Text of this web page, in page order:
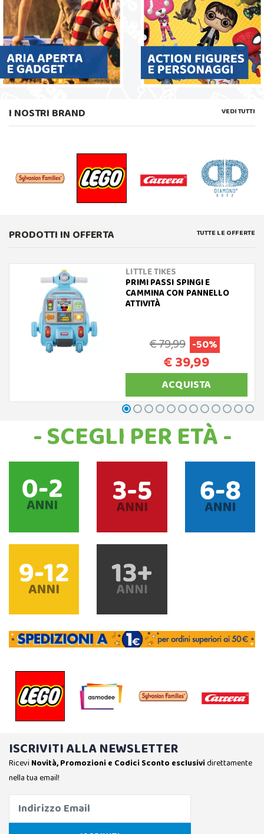
I NOSTRI BRAND VEDI TUTTI
PRODOTTI IN OFFERTA TUTTE LE OFFERTE
LITTLE TIKES
PRIMI PASSI SPINGI E
CAMMINA CON PANNELLO
ATTIVITÀ
€ 79,99 -50%
€ 39,99
ACQUISTA
- SCEGLI PER ETÀ -
ISCRIVITI ALLA NEWSLETTER
Ricevi Novità, Promozioni e Codici Sconto esclusividirettamente
nella tua email!